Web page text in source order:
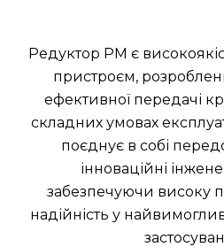
Редуктор РМ є
пристроєм,
ефективної передачі
складних умовах
поєднує в собі
інноваційні
забезпечуючи високу
надійність у